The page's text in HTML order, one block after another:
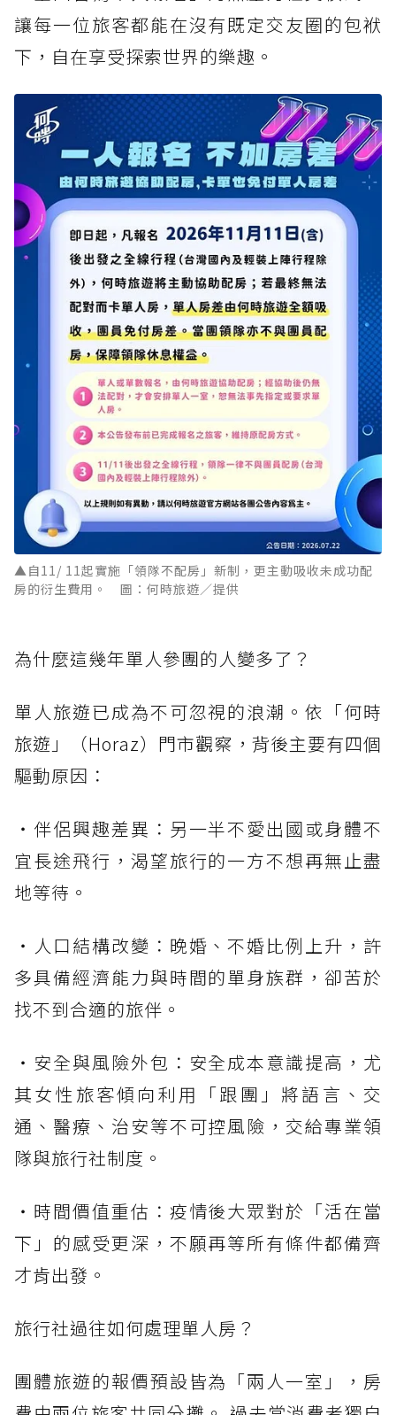
讓每一位旅客都能在沒有既定交友圈的包袱
下，自在享受探索世界的樂趣。
▲自11/ 11起實施「領隊不配房」新制，更主動吸收未成功配
房的衍生費用。 圖：何時旅遊／提供
為什麼這幾年單人參團的人變多了？
單人旅遊已成為不可忽視的浪潮。依「何時
旅遊」（Horaz）門市觀察，背後主要有四個
驅動原因：
・伴侶興趣差異：另一半不愛出國或身體不
宜長途飛行，渴望旅行的一方不想再無止盡
地等待。
・人口結構改變：晚婚、不婚比例上升，許
多具備經濟能力與時間的單身族群，卻苦於
找不到合適的旅伴。
・安全與風險外包：安全成本意識提高，尤
其女性旅客傾向利用「跟團」將語言、交
通、醫療、治安等不可控風險，交給專業領
隊與旅行社制度。
・時間價值重估：疫情後大眾對於「活在當
下」的感受更深，不願再等所有條件都備齊
才肯出發。
旅行社過往如何處理單人房？
團體旅遊的報價預設皆為「兩人一室」，房